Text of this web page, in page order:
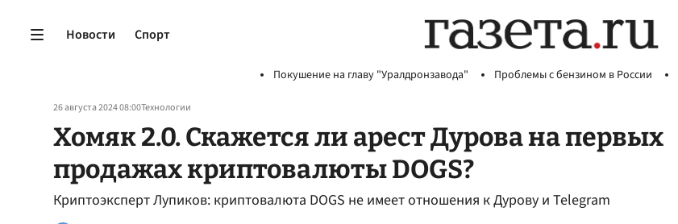
Новости Спорт
Покушение на главу "Уралдронзавода" Проблемы с бензином в России
26 августа 2024 08:00Технологии
Хомяк 2.0. Скажется ли арест Дурова на первых
продажах криптовалюты DOGS?
Криптоэксперт Лупиков: криптовалюта DOGS не имеет отношения к Дурову и Telegram